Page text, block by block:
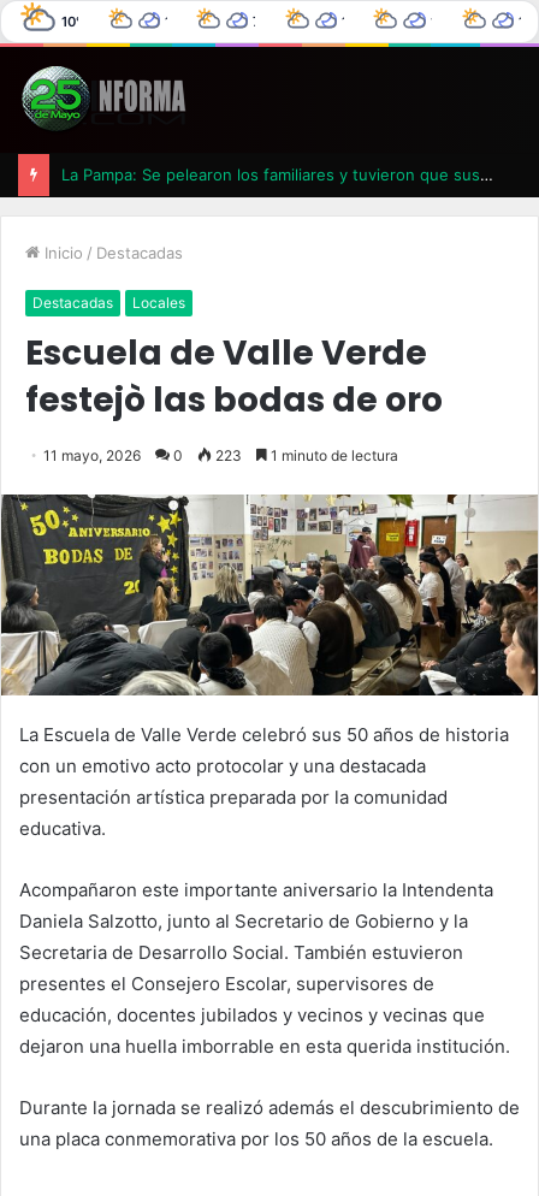
10°C 25 de Mayo 10°C 3°C 0% 7°C 0°C 0% 11°C 4°C 0% 14°C 6°C 0%
La Pampa: Se pelearon los familiares y tuvieron que suspender un velatorio
Inicio / Destacadas
Destacadas Locales
Escuela de Valle Verde
festejò las bodas de oro
11 mayo, 2026 0 223 1 minuto de lectura
La Escuela de Valle Verde celebró sus 50 años de historia
con un emotivo acto protocolar y una destacada
presentación artística preparada por la comunidad
educativa.
Acompañaron este importante aniversario la Intendenta
Daniela Salzotto, junto al Secretario de Gobierno y la
Secretaria de Desarrollo Social. También estuvieron
presentes el Consejero Escolar, supervisores de
educación, docentes jubilados y vecinos y vecinas que
dejaron una huella imborrable en esta querida institución.
Durante la jornada se realizó además el descubrimiento de
una placa conmemorativa por los 50 años de la escuela.